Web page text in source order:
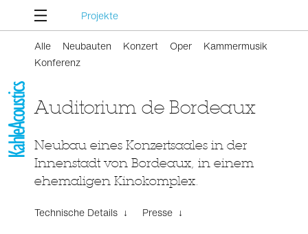
Projekte
Alle Neubauten Konzert Oper
Kammermusik
Konferenz
Auditorium de Bordeaux
Neubau eines Konzertsaales in der
Innenstadt von Bordeaux, in einem
ehemaligen Kinokomplex.
Technische Details ↓ Presse ↓